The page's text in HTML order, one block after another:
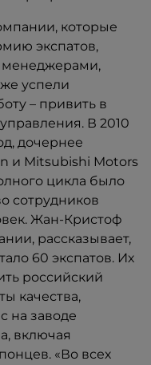
которые
экспатов,
менеджерами,
успели
– привить в
В 2010
дочернее
и Mitsubishi Motors
цикла было
сотрудников
Жан-Кристоф
рассказывает,
60 экспатов. Их
российский
качества,
на заводе
включая
«Во всех